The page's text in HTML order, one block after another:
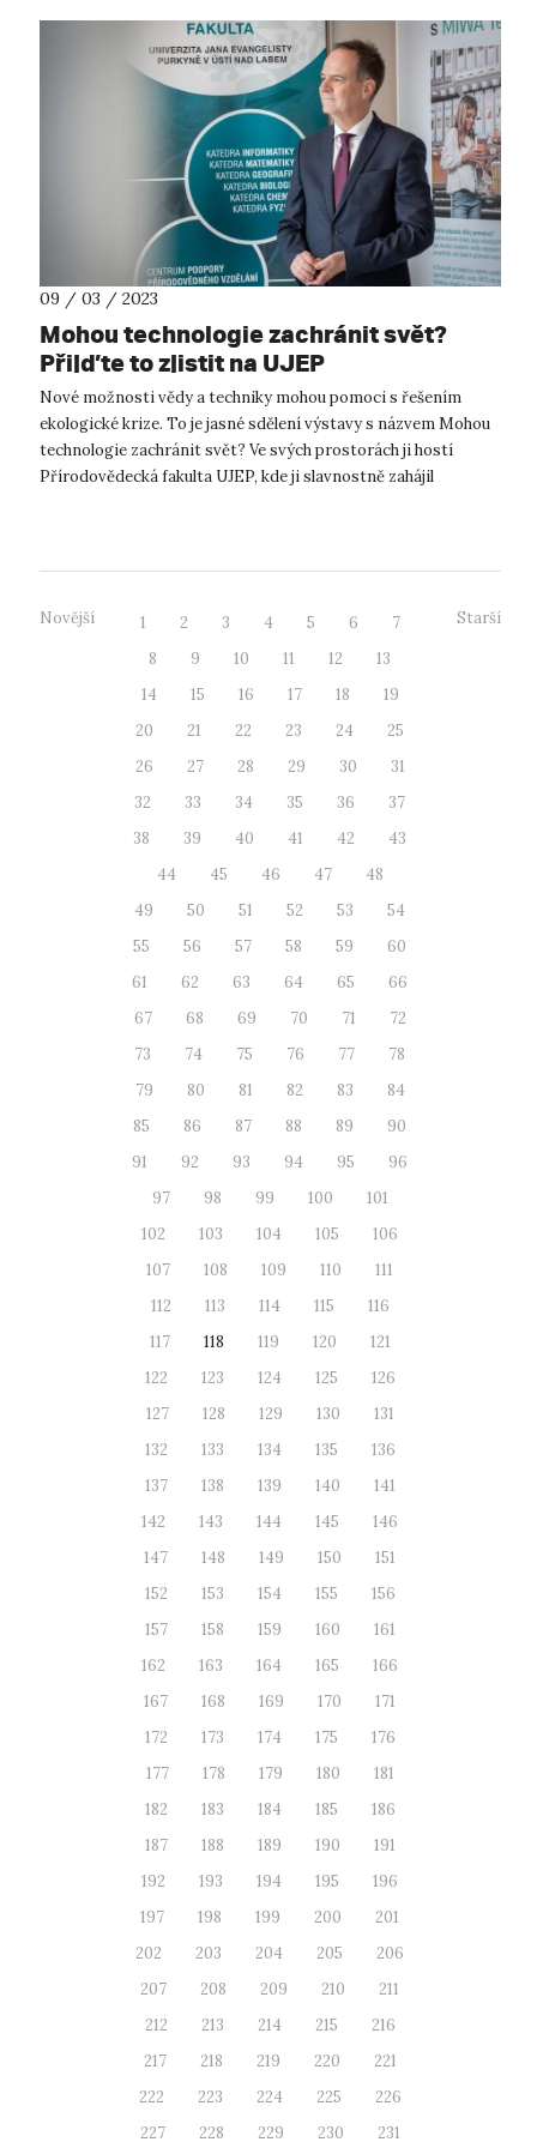
09 / 03 / 2023
Mohou technologie zachránit svět?
Přijďte to zjistit na UJEP
Nové možnosti vědy a techniky mohou pomoci s řešením
ekologické krize. To je jasné sdělení výstavy s názvem Mohou
technologie zachránit svět? Ve svých prostorách ji hostí
Přírodovědecká fakulta UJEP, kde ji slavnostně zahájil
Novější 1 2 3 4 5 6
7
8
9 10 11 12
13
14
15 16 17 18
19
20
21 22 23 24
25
26
27 28 29 30
31
32
33 34 35 36
37
38
39 40 41 42
43
44
45 46 47
48
49
50 51 52 53
54
55
56 57 58 59
60
61
62 63 64 65
66
67
68 69 70 71
72
73
74 75 76 77
78
79
80 81 82 83
84
85
86 87 88 89
90
91
92 93 94 95
96
97
98 99 100
101
102
103 104 105
106
107
108 109 110
111
112
113 114 115
116
117
118 119 120
121
122
123 124 125
126
127
128 129 130
131
132
133 134 135
136
137
138 139 140
141
142
143 144 145
146
147
148 149 150
151
152
153 154 155
156
157
158 159 160
161
162
163 164 165
166
167
168 169 170
171
172
173 174 175
176
177
178 179 180
181
182
183 184 185
186
187
188 189 190
191
192
193 194 195
196
197
198 199 200
201
202
203 204 205
206
207
208 209 210
211
212
213 214 215
216
217
218 219 220
221
222
223 224 225
226
227
228 229 230
231
Starší